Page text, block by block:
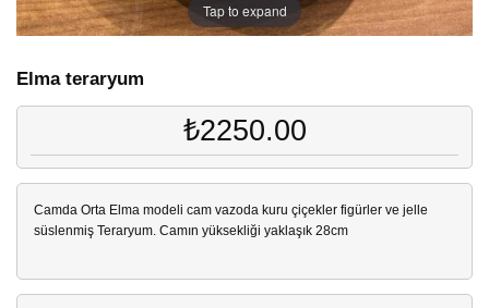
Tap to expand
Elma teraryum
₺2250.00
Camda Orta Elma modeli cam vazoda kuru çiçekler figürler ve jelle
süslenmiş Teraryum. Camın yüksekliği yaklaşık 28cm